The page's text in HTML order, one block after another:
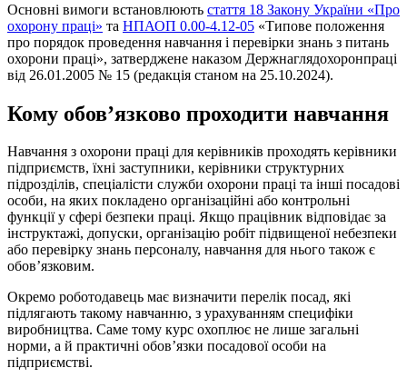
Основні вимоги встановлюють стаття 18 Закону України «Про
охорону праці» та НПАОП 0.00-4.12-05 «Типове положення
про порядок проведення навчання і перевірки знань з питань
охорони праці», затверджене наказом Держнаглядохоронпраці
від 26.01.2005 № 15 (редакція станом на 25.10.2024).
Кому обов’язково проходити навчання
Навчання з охорони праці для керівників проходять керівники
підприємств, їхні заступники, керівники структурних
підрозділів, спеціалісти служби охорони праці та інші посадові
особи, на яких покладено організаційні або контрольні
функції у сфері безпеки праці. Якщо працівник відповідає за
інструктажі, допуски, організацію робіт підвищеної небезпеки
або перевірку знань персоналу, навчання для нього також є
обов’язковим.
Окремо роботодавець має визначити перелік посад, які
підлягають такому навчанню, з урахуванням специфіки
виробництва. Саме тому курс охоплює не лише загальні
норми, а й практичні обов’язки посадової особи на
підприємстві.